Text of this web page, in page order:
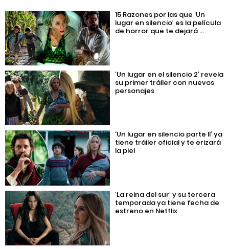
15 Razones por las que ‘Un
lugar en silencio’ es la película
de horror que te dejará ...
‘Un lugar en el silencio 2’ revela
su primer tráiler con nuevos
personajes
‘Un lugar en silencio parte II’ ya
tiene tráiler oficial y te erizará
la piel
‘La reina del sur’ y su tercera
temporada ya tiene fecha de
estreno en Netflix